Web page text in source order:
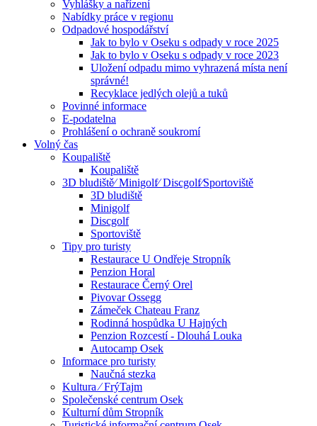
Vyhlášky a nařízení
Nabídky práce v regionu
Odpadové hospodářství
Jak to bylo v Oseku s odpady v roce 2025
Jak to bylo v Oseku s odpady v roce 2023
Uložení odpadu mimo vyhrazená místa není
správné!
Recyklace jedlých olejů a tuků
Povinné informace
E-podatelna
Prohlášení o ochraně soukromí
Volný čas
Koupaliště
Koupaliště
3D bludiště⁄ Minigolf⁄ Discgolf⁄Sportoviště
3D bludiště
Minigolf
Discgolf
Sportoviště
Tipy pro turisty
Restaurace U Ondřeje Stropník
Penzion Horal
Restaurace Černý Orel
Pivovar Ossegg
Zámeček Chateau Franz
Rodinná hospůdka U Hajných
Penzion Rozcestí - Dlouhá Louka
Autocamp Osek
Informace pro turisty
Naučná stezka
Kultura ⁄ FrýTajm
Společenské centrum Osek
Kulturní dům Stropník